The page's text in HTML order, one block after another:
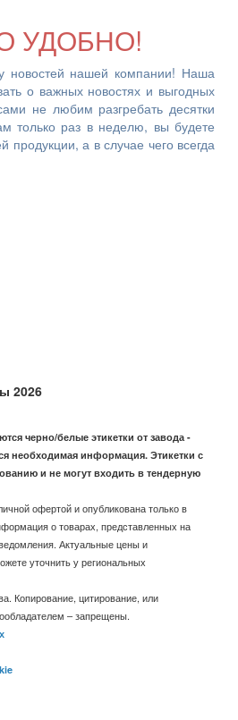
УДОБНО!
новостей нашей компании! Наша
о важных новостях и выгодных
не любим разгребать десятки
только раз в неделю, вы будете
а в случае чего всегда
2026
черно/белые этикетки от завода -
необходимая информация. Этикетки с
и не могут входить в тендерную
офертой и опубликована только в
о товарах, представленных на
Актуальные цены и
уточнить у региональных
Копирование, цитирование, или
– запрещены.